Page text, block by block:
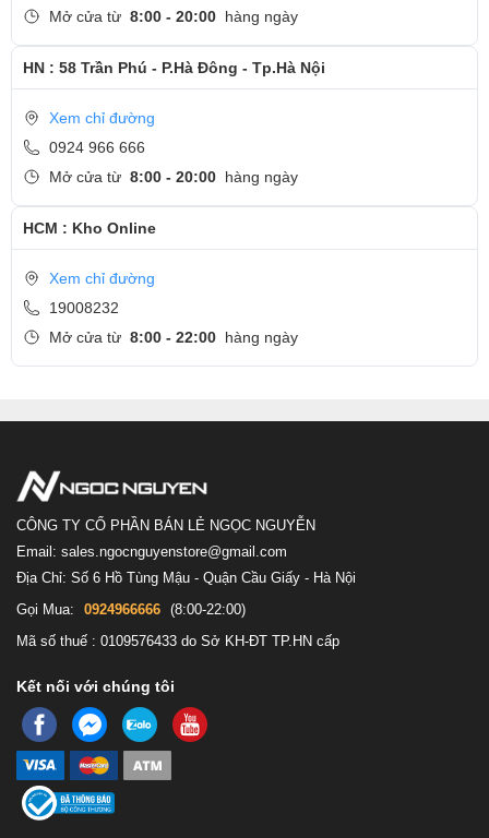
Mở cửa từ 8:00 - 20:00 hàng ngày
HN : 58 Trần Phú - P.Hà Đông - Tp.Hà Nội
Xem chỉ đường
0924 966 666
Mở cửa từ 8:00 - 20:00 hàng ngày
HCM : Kho Online
Xem chỉ đường
19008232
Mở cửa từ 8:00 - 22:00 hàng ngày
CÔNG TY CỔ PHẦN BÁN LẺ NGỌC NGUYỄN
Email: sales.ngocnguyenstore@gmail.com
Địa Chỉ: Số 6 Hồ Tùng Mậu - Quận Cầu Giấy - Hà Nội
Gọi Mua:
0924966666 (8:00-22:00)
Mã số thuế : 0109576433 do Sở KH-ĐT TP.HN cấp
Kết nối với chúng tôi